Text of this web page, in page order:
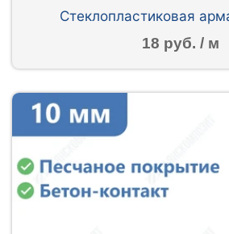
Стеклопластиковая
18 руб. / м